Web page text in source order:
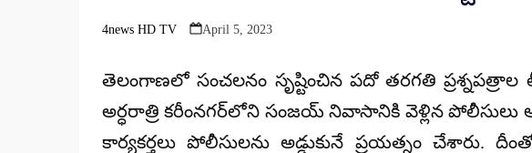
Posted
4news HD TV April 5, 2023
తెలంగాణలో సంచలనం సృష్టించిన పదో తరగతి ప్రశ్నపత్రాల
అర్ధరాత్రి కరీంనగర్‌లోని సంజయ్‌ నివాసానికి వెళ్లిన పోలీసులు
కార్యకర్తలు పోలీసులను అడ్డుకునే ప్రయత్నం చేశారు.